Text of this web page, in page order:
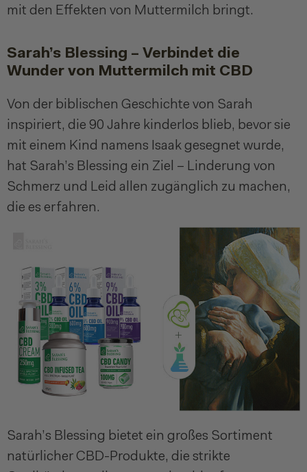
mit den Effekten von Muttermilch bringt.
Sarah’s Blessing – Verbindet die
Wunder von Muttermilch mit CBD
Von der biblischen Geschichte von Sarah
inspiriert, die 90 Jahre kinderlos blieb, bevor sie
mit einem Kind namens Isaak gesegnet wurde,
hat Sarah’s Blessing ein Ziel – Linderung von
Schmerz und Leid allen zugänglich zu machen,
die es erfahren.
Sarah’s Blessing bietet ein großes Sortiment
natürlicher CBD-Produkte, die strikte